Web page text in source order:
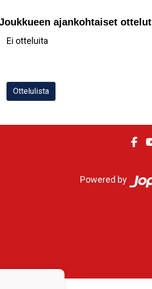
ajankohtaiset ottelut
Ei otteluita
Ottelulista
Powered by